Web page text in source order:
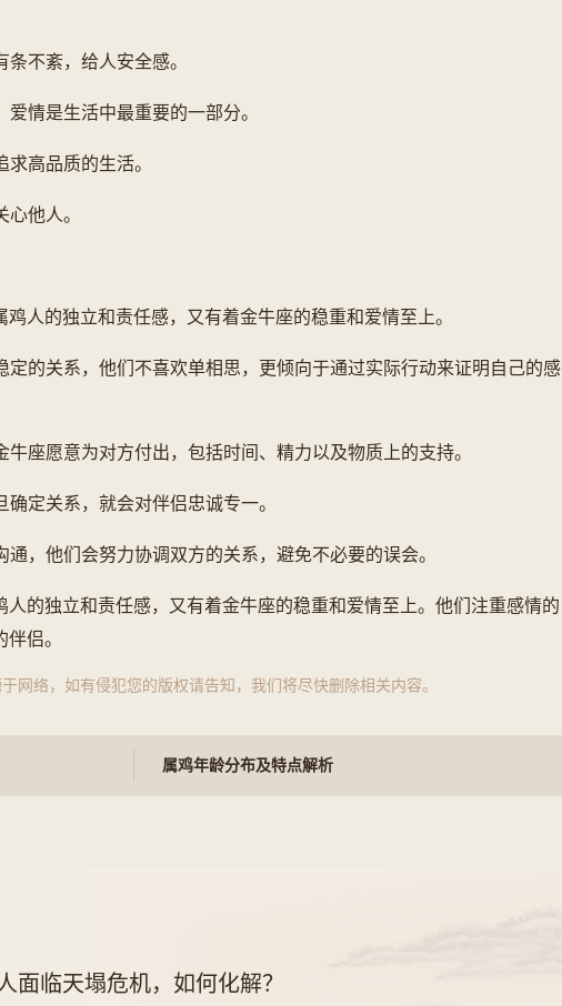
不紊，给人安全感。
情是生活中最重要的一部分。
高品质的生活。
他人。
人的独立和责任感，又有着金牛座的稳重和爱情至上。
定的关系，他们不喜欢单相思，更倾向于通过实际行动来证明自己的感
座愿意为对方付出，包括时间、精力以及物质上的支持。
定关系，就会对伴侣忠诚专一。
，他们会努力协调双方的关系，避免不必要的误会。
的独立和责任感，又有着金牛座的稳重和爱情至上。他们注重感情的
侣。
网络，如有侵犯您的版权请告知，我们将尽快删除相关内容。
属鸡年龄分布及特点解析
面临天塌危机，如何化解？